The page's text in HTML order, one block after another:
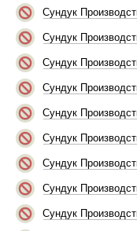
Сундук
Сундук
Сундук
Сундук
Сундук
Сундук
Сундук
Сундук
Сундук